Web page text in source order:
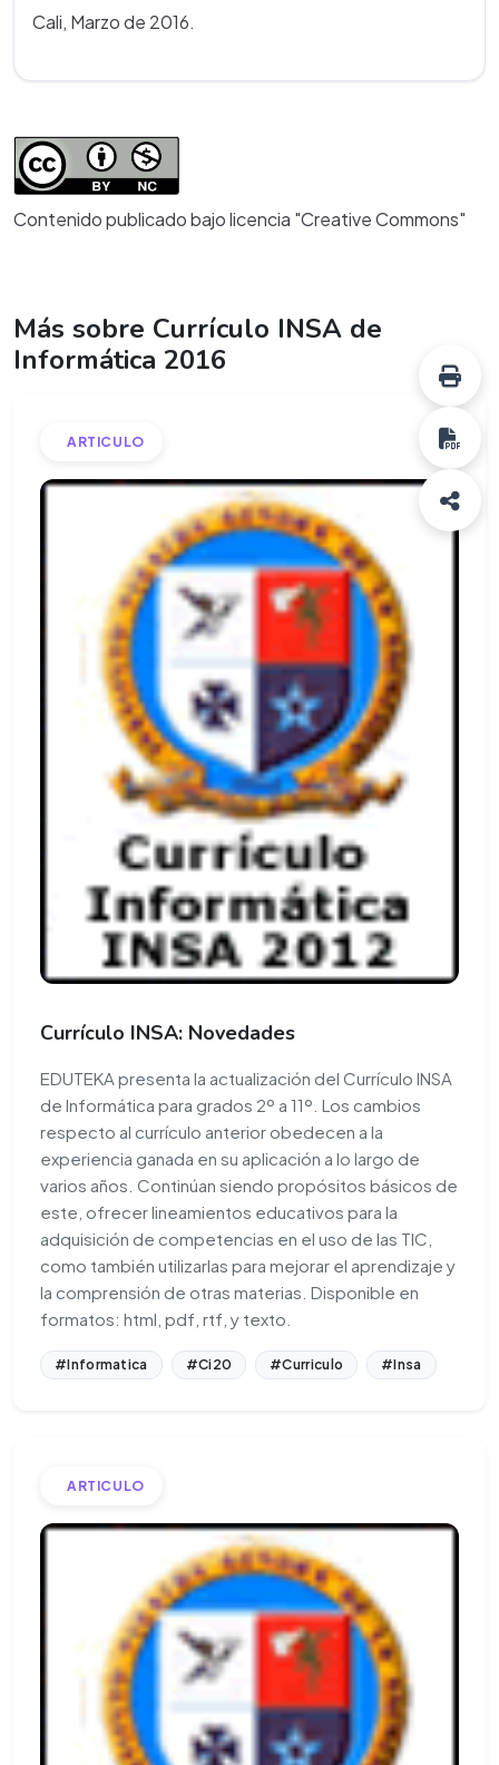
Cali, Marzo de 2016.
Contenido publicado bajo licencia "Creative Commons"
Más sobre Currículo INSA de
Informática 2016
ARTICULO
Currículo INSA: Novedades
EDUTEKA presenta la actualización del Currículo INSA
de Informática para grados 2º a 11º. Los cambios
respecto al currículo anterior obedecen a la
experiencia ganada en su aplicación a lo largo de
varios años. Continúan siendo propósitos básicos de
este, ofrecer lineamientos educativos para la
adquisición de competencias en el uso de las TIC,
como también utilizarlas para mejorar el aprendizaje y
la comprensión de otras materias. Disponible en
formatos: html, pdf, rtf, y texto.
#Informatica #Ci20 #Curriculo #Insa
ARTICULO